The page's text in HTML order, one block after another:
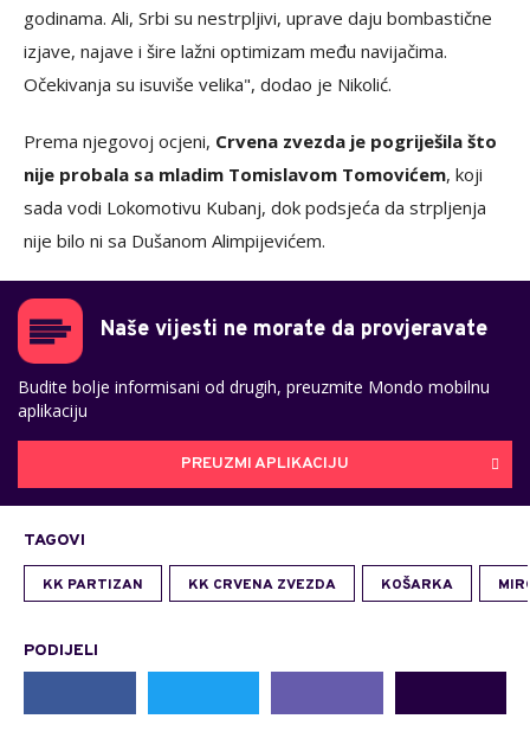
godinama. Ali, Srbi su nestrpljivi, uprave daju bombastične
izjave, najave i šire lažni optimizam među navijačima.
Očekivanja su isuviše velika", dodao je Nikolić.
Prema njegovoj ocjeni, Crvena zvezda je pogriješila što
nije probala sa mladim Tomislavom Tomovićem, koji
sada vodi Lokomotivu Kubanj, dok podsjeća da strpljenja
nije bilo ni sa Dušanom Alimpijevićem.
Naše vijesti ne morate da provjeravate
Budite bolje informisani od drugih, preuzmite Mondo mobilnu
aplikaciju
PREUZMI APLIKACIJU
TAGOVI
KK PARTIZAN KK CRVENA ZVEZDA KOŠARKA
PODIJELI